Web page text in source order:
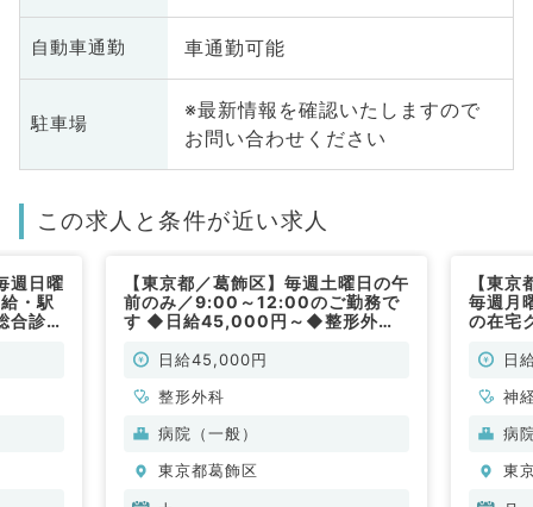
自動車通勤 車通勤可能
駐車場
※最新情報を確認いたしますので
お問い合わせください
この求人と条件が近い求人
週日曜
・駅
合診療
【東京都／葛飾区】毎週土曜日の午
前のみ／9:00～12:00のご勤務で
す ◆日給45,000円～◆整形外科
科／非常勤）
日給45,000円
整形外科
病院（一般）
東京都葛飾区
【東
毎週月
の在宅
日
神
児
鼻
病
東